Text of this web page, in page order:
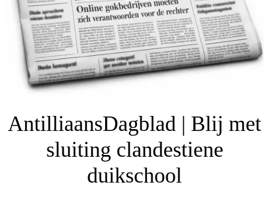
AntilliaansDagblad | Blij met
sluiting clandestiene
duikschool